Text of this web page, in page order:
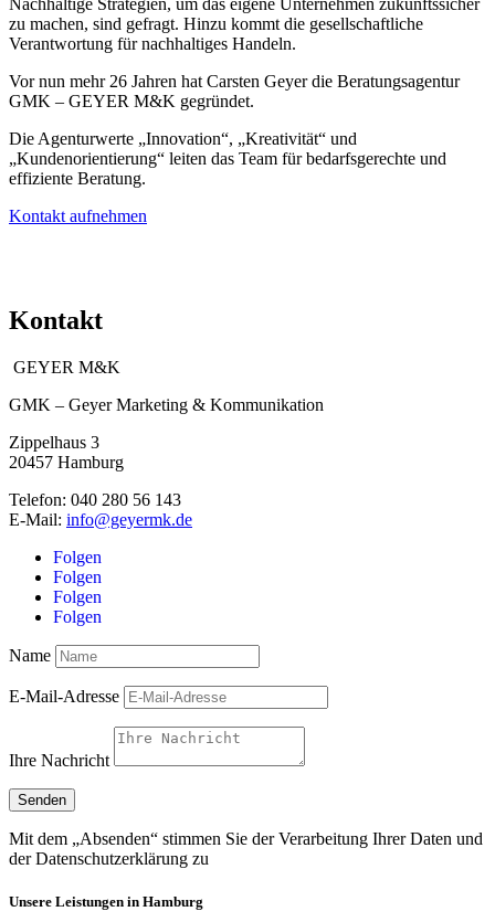
Nachhaltige Strategien, um das eigene Unternehmen zukunftssicher
zu machen, sind gefragt. Hinzu kommt die gesellschaftliche
Verantwortung für nachhaltiges Handeln.
Vor nun mehr 26 Jahren hat Carsten Geyer die Beratungsagentur
GMK – GEYER M&K gegründet.
Die Agenturwerte „Innovation“, „Kreativität“ und
„Kundenorientierung“ leiten das Team für bedarfsgerechte und
effiziente Beratung.
Kontakt aufnehmen
Kontakt
GEYER M&K
GMK – Geyer Marketing & Kommunikation
Zippelhaus 3
20457 Hamburg
Telefon: 040 280 56 143
E-Mail: info@geyermk.de
Folgen
Folgen
Folgen
Folgen
Name
E-Mail-Adresse
Ihre Nachricht
Senden
Mit dem „Absenden“ stimmen Sie der Verarbeitung Ihrer Daten und
der Datenschutzerklärung zu
Unsere Leistungen in Hamburg